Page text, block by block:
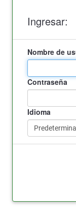
Ingresar:
Nombre de
Contraseña
Idioma